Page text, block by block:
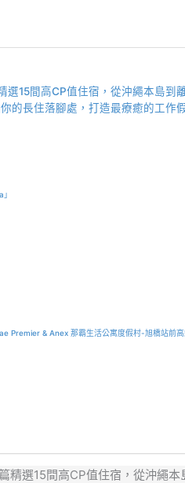
15間高CP值住宿，從沖繩本島
的長住落腳處，打造最療癒的工作
& Anex 那霸生活公寓度假村-旭橋站前高
選15間高CP值住宿，從沖繩